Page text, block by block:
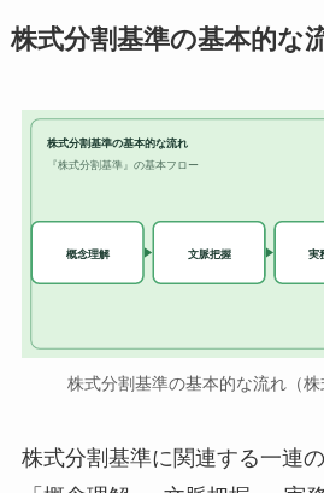
株式分割基準の基本的な
株式分割基準の基本的な流れ
『株式分割基準』の基本フロー
概念理解 文脈把握 実
株式分割基準の基本的な流れ（
株式分割基準に関連する一連